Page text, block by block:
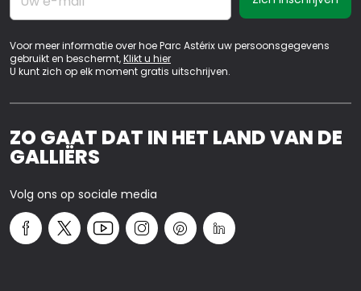
ZO GAAT DAT IN HET LAND VAN DE
GALLIËRS
Volg ons op sociale media
Voor meer informatie over hoe Parc Astérix uw persoonsgegevens
gebruikt en beschermt,Klikt u hier
U kunt zich op elk moment gratis uitschrijven.